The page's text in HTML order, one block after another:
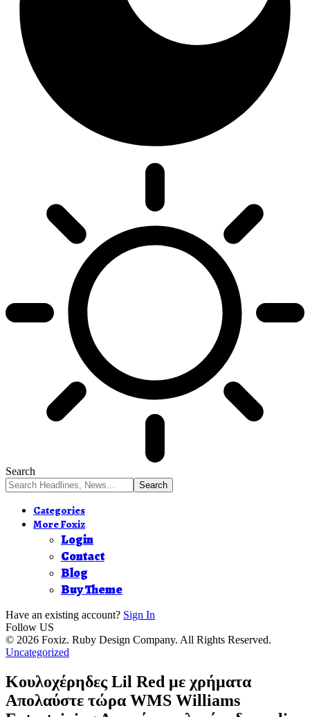
Search
Categories
More Foxiz
Login
Contact
Blog
Buy Theme
Have an existing account? Sign In
Follow US
© 2026 Foxiz. Ruby Design Company. All Rights Reserved.
Uncategorized
Κουλοχέρηδες Lil Red με χρήματα
Απολαύστε τώρα WMS Williams